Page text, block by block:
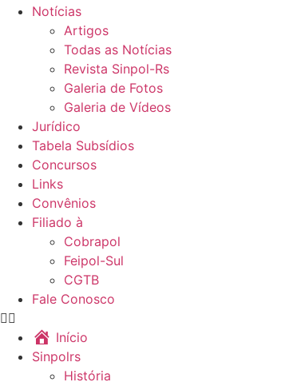
Notícias
Artigos
Todas as Notícias
Revista Sinpol-Rs
Galeria de Fotos
Galeria de Vídeos
Jurídico
Tabela Subsídios
Concursos
Links
Convênios
Filiado à
Cobrapol
Feipol-Sul
CGTB
Fale Conosco
Início
Sinpolrs
História